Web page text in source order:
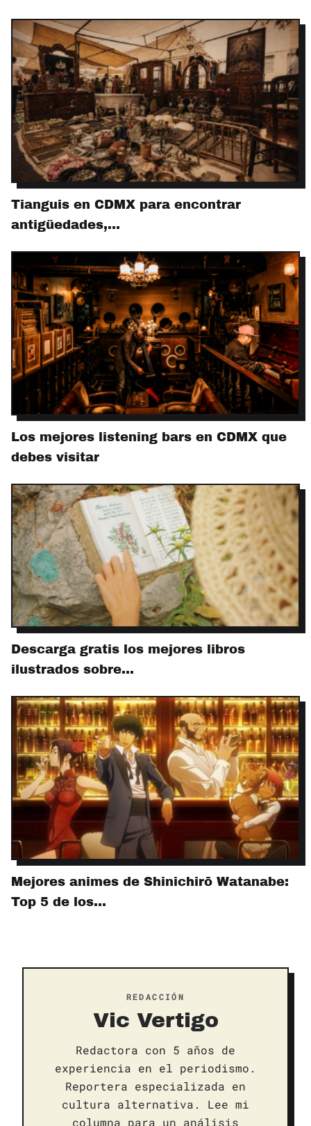
Tianguis en CDMX para encontrar
antigüedades,…
Los mejores listening bars en CDMX que
debes visitar
Descarga gratis los mejores libros
ilustrados sobre…
Mejores animes de Shinichirō Watanabe:
Top 5 de los…
REDACCIÓN
Vic Vertigo
Redactora con 5 años de
experiencia en el periodismo.
Reportera especializada en
cultura alternativa. Lee mi
columna para un análisis